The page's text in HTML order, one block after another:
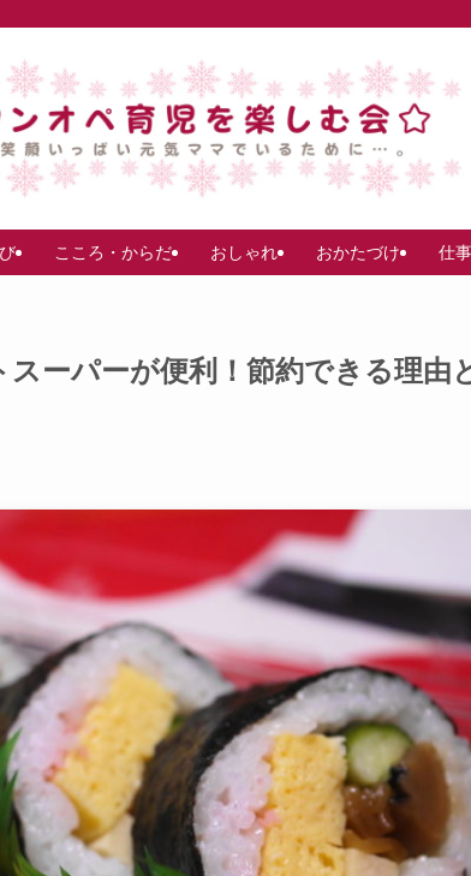
こころ・からだ おしゃれ おかたづけ 仕事
ーパーが便利！節約できる理由